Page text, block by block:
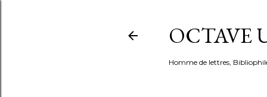
OCTAVE
Homme de lettres,